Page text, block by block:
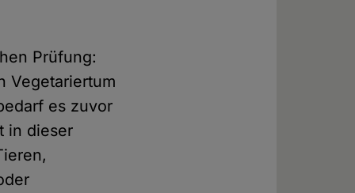
Prüfung:
Vegetariertum
es zuvor
in dieser